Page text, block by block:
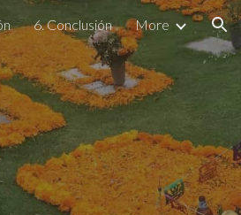
6. Conclusión More